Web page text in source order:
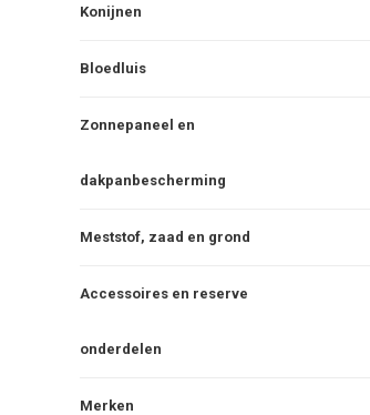
Konijnen
Bloedluis
Zonnepaneel en
dakpanbescherming
Meststof, zaad en grond
Accessoires en reserve
onderdelen
Merken